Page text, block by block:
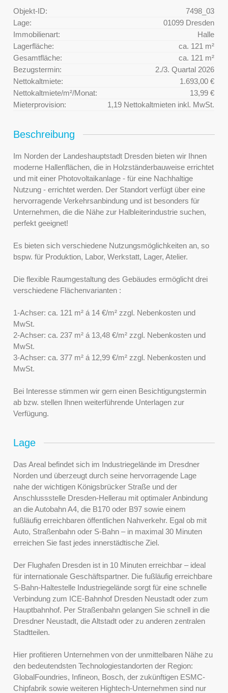
Objekt-ID:
7498_03
Lage:
01099 Dresden
Immobilienart:
Halle
Lagerfläche:
ca. 121 m²
Gesamtfläche:
ca. 121 m²
Bezugstermin:
2./3. Quartal 2026
Nettokaltmiete:
1.693,00 €
Nettokaltmiete/m²/Monat:
13,99 €
Mieterprovision:
1,19 Nettokaltmieten inkl. MwSt.
Beschreibung
Im Norden der Landeshauptstadt Dresden bieten wir Ihnen
moderne Hallenflächen, die in Holzständerbauweise errichtet
und mit einer Photovoltaikanlage - für eine Nachhaltige
Nutzung - errichtet werden. Der Standort verfügt über eine
hervorragende Verkehrsanbindung und ist besonders für
Unternehmen, die die Nähe zur Halbleiterindustrie suchen,
perfekt geeignet!
Es bieten sich verschiedene Nutzungsmöglichkeiten an, so
bspw. für Produktion, Labor, Werkstatt, Lager, Atelier.
Die flexible Raumgestaltung des Gebäudes ermöglicht drei
verschiedene Flächenvarianten :
1-Achser: ca. 121 m² á 14 €/m² zzgl. Nebenkosten und
MwSt.
2-Achser: ca. 237 m² á 13,48 €/m² zzgl. Nebenkosten und
MwSt.
3-Achser: ca. 377 m² á 12,99 €/m² zzgl. Nebenkosten und
MwSt.
Bei Interesse stimmen wir gern einen Besichtigungstermin
ab bzw. stellen Ihnen weiterführende Unterlagen zur
Verfügung.
Lage
Das Areal befindet sich im Industriegelände im Dresdner
Norden und überzeugt durch seine hervorragende Lage
nahe der wichtigen Königsbrücker Straße und der
Anschlussstelle Dresden-Hellerau mit optimaler Anbindung
an die Autobahn A4, die B170 oder B97 sowie einem
fußläufig erreichbaren öffentlichen Nahverkehr. Egal ob mit
Auto, Straßenbahn oder S-Bahn – in maximal 30 Minuten
erreichen Sie fast jedes innerstädtische Ziel.
Der Flughafen Dresden ist in 10 Minuten erreichbar – ideal
für internationale Geschäftspartner. Die fußläufig erreichbare
S-Bahn-Haltestelle Industriegelände sorgt für eine schnelle
Verbindung zum ICE-Bahnhof Dresden Neustadt oder zum
Hauptbahnhof. Per Straßenbahn gelangen Sie schnell in die
Dresdner Neustadt, die Altstadt oder zu anderen zentralen
Stadtteilen.
Hier profitieren Unternehmen von der unmittelbaren Nähe zu
den bedeutendsten Technologiestandorten der Region:
GlobalFoundries, Infineon, Bosch, der zukünftigen ESMC-
Chipfabrik sowie weiteren Hightech-Unternehmen sind nur